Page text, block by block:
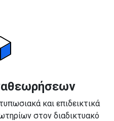
και επιδεικτικά
στον διαδικτυακό